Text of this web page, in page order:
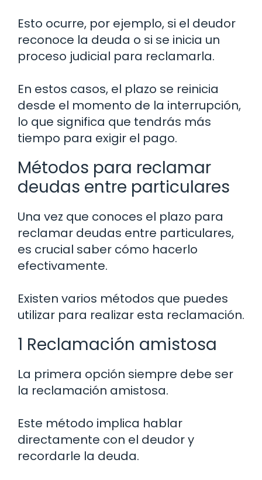
Esto ocurre, por ejemplo, si el deudor
reconoce la deuda o si se inicia un
proceso judicial para reclamarla.
En estos casos, el plazo se reinicia
desde el momento de la interrupción,
lo que significa que tendrás más
tiempo para exigir el pago.
Métodos para reclamar
deudas entre particulares
Una vez que conoces el plazo para
reclamar deudas entre particulares,
es crucial saber cómo hacerlo
efectivamente.
Existen varios métodos que puedes
utilizar para realizar esta reclamación.
1 Reclamación amistosa
La primera opción siempre debe ser
la reclamación amistosa.
Este método implica hablar
directamente con el deudor y
recordarle la deuda.